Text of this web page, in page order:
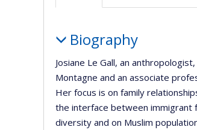
Biography
Josiane Le Gall, an
Montagne and an associate
Her focus is on family
the interface between immigrant
diversity and on Muslim